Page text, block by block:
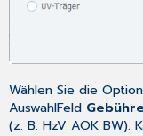
Wählen Sie die Option
AuswahlFeld
(z. B. HzV AOK BW).